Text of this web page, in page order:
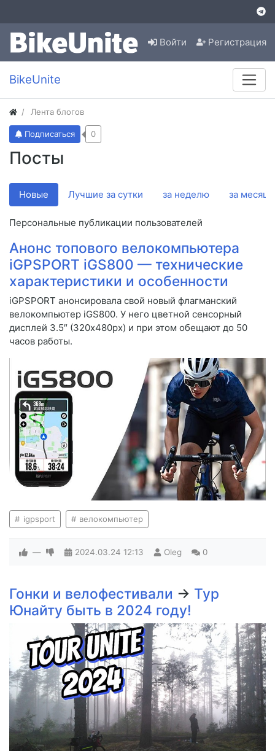
Войти Регистрация
BikeUnite
Лента блогов
Посты
Подписаться 0
Новые Лучшие за сутки за неделю за месяц
Персональные публикации пользователей
Анонс топового велокомпьютера
iGPSPORT iGS800 — технические
характеристики и особенности
iGPSPORT анонсировала свой новый флагманский
велокомпьютер iGS800. У него цветной сенсорный
дисплей 3.5″ (320x480px) и при этом обещают до 50
часов работы.
igpsport велокомпьютер
— 2024.03.24 12:13 Oleg 0
Гонки и велофестивали → Тур
Юнайту быть в 2024 году!